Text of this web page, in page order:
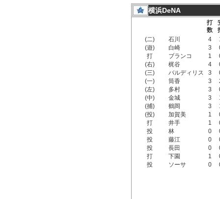
横浜DeNA
打
数
(二)
石川 4
(遊)
白崎 3
打
ブランコ 1
(右)
梶谷 4
(三)
バルディリス 3
(一)
筒香 3
(左)
多村 3
(中)
金城 3
(捕)
鶴岡 3
(投)
加賀美 1
打
井手 1
投
林 0
投
藤江 0
投
長田 0
打
下園 1
投
ソーサ 0